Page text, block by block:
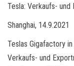
Tesla: Verkaufs-
Shanghai, 14.9.2021
Teslas Gigafactory
Verkaufs- und